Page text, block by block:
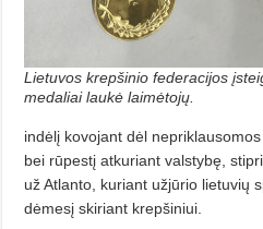
Lietuvos krepšinio federacijos
medaliai laukė laimėtojų.
indėlį kovojant dėl
bei rūpestį atkuriant valstybę,
už Atlanto, kuriant užjūrio lietuvių
dėmesį skiriant krepšiniui.